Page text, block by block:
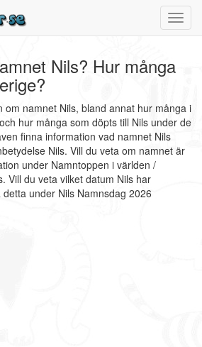
Nils? Hur många
om namnet Nils, bland annat hur många i
hur många som döpts till Nils under de
finna information vad namnet Nils
Nils. Vill du veta om namnet är
under Namntoppen i världen /
Vill du veta vilket datum Nils har
under Nils Namnsdag 2026